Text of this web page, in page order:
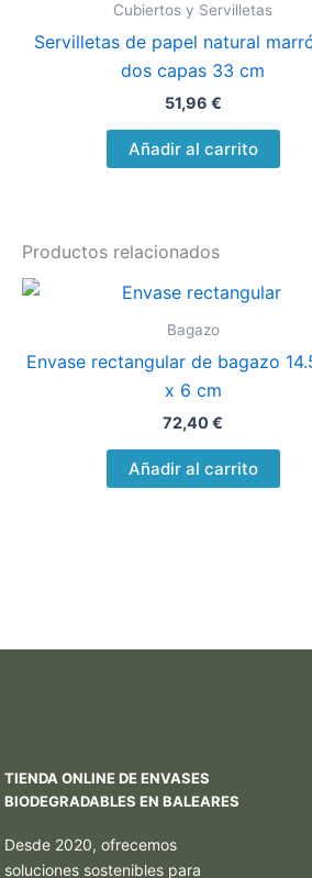
Cubiertos y Servilletas
Servilletas de papel natural
dos capas 33 cm
51,96 €
Añadir al carrito
Productos relacionados
Bagazo
Envase rectangular de bagazo
x 6 cm
72,40€
Añadir al carrito
TIENDA ONLINE DE ENVASES
BIODEGRADABLES EN BALEARES
Desde 2020, ofrecemos
soluciones sostenibles para